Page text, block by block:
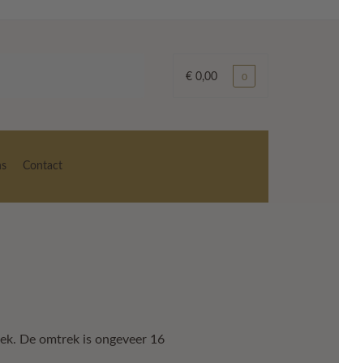
€0,00 0
Contact
De omtrek is ongeveer 16